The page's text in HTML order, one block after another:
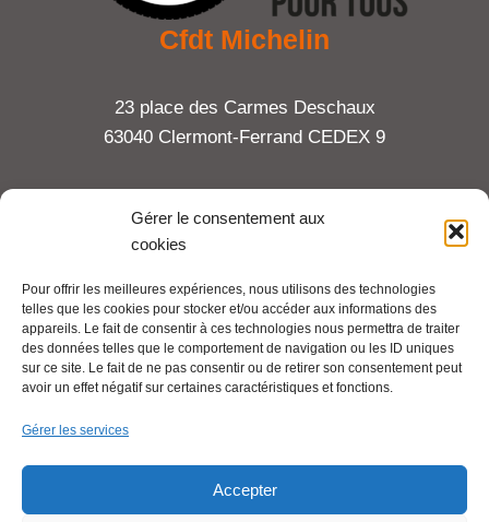
Gérer le consentement aux
cookies
Pour offrir les meilleures expériences, nous utilisons des technologies
telles que les cookies pour stocker et/ou accéder aux informations des
appareils. Le fait de consentir à ces technologies nous permettra de traiter
des données telles que le comportement de navigation ou les ID uniques
sur ce site. Le fait de ne pas consentir ou de retirer son consentement peut
avoir un effet négatif sur certaines caractéristiques et fonctions.
Gérer les services
Accepter
Cfdt Michelin
23 place des Carmes Deschaux
63040 Clermont-Ferrand CEDEX 9
Tel : 06 65 27 23 81
Mentions légales
Pour aller plus loin :
Se syndiquer en ligne